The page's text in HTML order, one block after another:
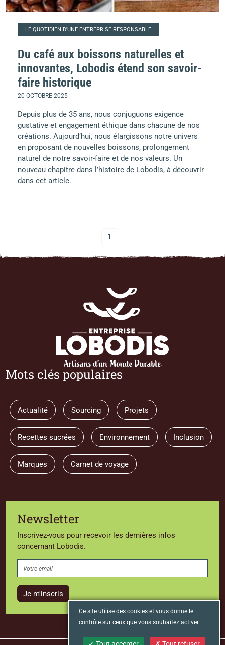
LE QUOTIDIEN D'UNE ENTREPRISE RESPONSABLE
Du café aux boissons naturelles et
innovantes, Lobodis étend son savoir-
faire historique
20 OCTOBRE 2025
Depuis plus de 35 ans, nous conjuguons exigence
gustative et engagement éthique dans chacune de nos
créations. Aujourd’hui, nous élargissons notre univers
en proposant de nouvelles boissons, prolongement
naturel de notre savoir-faire et de nos valeurs. Un
nouveau chapitre dans l’histoire de Lobodis, à découvrir
dans cet article.
1
Mots clés populaires
Actualité Sourcing Projets
Recettes sucrées Environnement Inclusion
Marques Carnet de voyage
Newsletter
Inscrivez-vous pour recevoir les dernières infos
concernant Lobodis.
Je m'inscris
Ce site utilise des cookies et vous donne le
contrôle sur ceux que vous souhaitez activer